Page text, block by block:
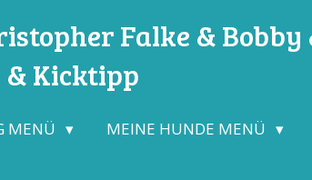
Falke & Bobby
& Kicktipp
MENÜ MEINE HUNDE MENÜ